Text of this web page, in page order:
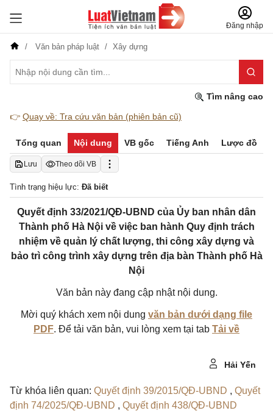
Đăng nhập
Văn bản pháp luật Xây dựng
Tìm nâng cao
👉 Quay về: Tra cứu văn bản (phiên bản cũ)
Tổng quan Nội dung VB gốc Tiếng Anh Lược đồ
Lưu Theo dõi VB
Tình trạng hiệu lực: Đã biết
Quyết định 33/2021/QĐ-UBND của Ủy ban nhân dân
Thành phố Hà Nội về việc ban hành Quy định trách
nhiệm về quản lý chất lượng, thi công xây dựng và
bảo trì công trình xây dựng trên địa bàn Thành phố Hà
Nội
Văn bản này đang cập nhật nội dung.
Mời quý khách xem nội dung văn bản dưới dạng file
PDF. Để tải văn bản, vui lòng xem tại tab Tải về
Hải Yến
Từ khóa liên quan: Quyết định 39/2015/QĐ-UBND , Quyết
định 74/2025/QĐ-UBND , Quyết định 438/QĐ-UBND